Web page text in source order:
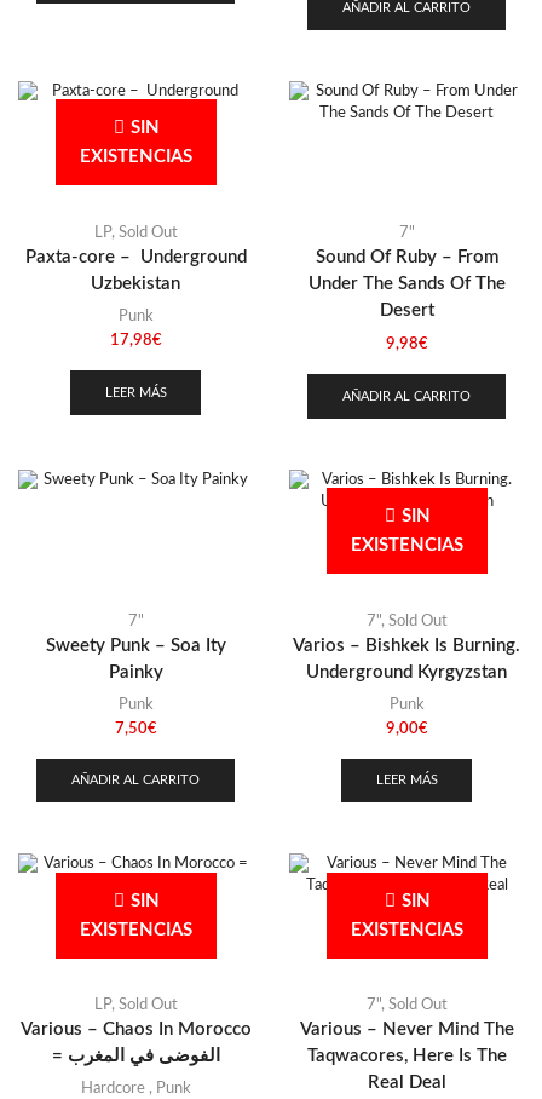
AÑADIR AL CARRITO
SIN
EXISTENCIAS
LP, Sold Out
Paxta-core – Underground
Uzbekistan
Punk
17,98€
LEER MÁS
7"
Sound Of Ruby – From
Under The Sands Of The
Desert
9,98€
AÑADIR AL CARRITO
7"
Sweety Punk – Soa Ity
Painky
Punk
7,50€
AÑADIR AL CARRITO
SIN
EXISTENCIAS
7", Sold Out
Varios – Bishkek Is Burning.
Underground Kyrgyzstan
Punk
9,00€
LEER MÁS
SIN
EXISTENCIAS
LP, Sold Out
Various – Chaos In Morocco
= الفوضى في المغرب
Hardcore, Punk
SIN
EXISTENCIAS
7", Sold Out
Various – Never Mind The
Taqwacores, Here Is The
Real Deal